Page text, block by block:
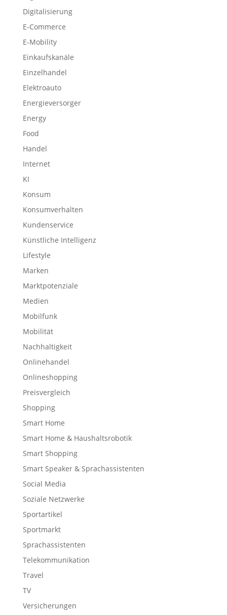
Digitalisierung
E-Commerce
E-Mobility
Einkaufskanäle
Einzelhandel
Elektroauto
Energieversorger
Energy
Food
Handel
Internet
KI
Konsum
Konsumverhalten
Kundenservice
Künstliche Intelligenz
Lifestyle
Marken
Marktpotenziale
Medien
Mobilfunk
Mobilität
Nachhaltigkeit
Onlinehandel
Onlineshopping
Preisvergleich
Shopping
Smart Home
Smart Home & Haushaltsrobotik
Smart Shopping
Smart Speaker & Sprachassistenten
Social Media
Soziale Netzwerke
Sportartikel
Sportmarkt
Sprachassistenten
Telekommunikation
Travel
TV
Versicherungen